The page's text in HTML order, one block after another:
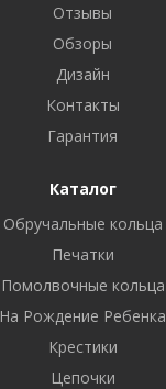
Отзывы
Обзоры
Дизайн
Контакты
Гарантия
Каталог
Обручальные кольца
Печатки
Помолвочные кольца
На Рождение Ребенка
Крестики
Цепочки